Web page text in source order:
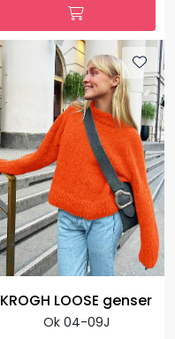
KROGH LOOSE genser
Ok 04-09J